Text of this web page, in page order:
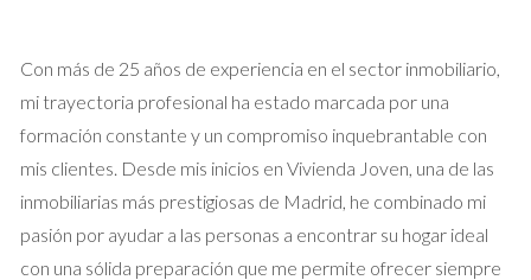
de Cercanías hacen que sea fácil viajar a otras localidades
cercanas.
Caso 3: San Fernando de Henares
San Fernando de Henares ofrece buenas opciones para
quienes trabajan en Madrid pero prefieren vivir fuera del
bullicio urbano. La estación de Cercanías permite llegar a la
Con más de 25 años de experiencia en el sector inmobiliario,
mi trayectoria profesional ha estado marcada por una
formación constante y un compromiso inquebrantable con
mis clientes. Desde mis inicios en Vivienda Joven, una de las
inmobiliarias más prestigiosas de Madrid, he combinado mi
pasión por ayudar a las personas a encontrar su hogar ideal
con una sólida preparación que me permite ofrecer siempre